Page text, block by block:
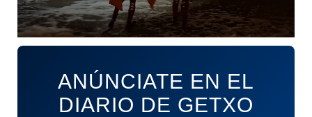
ANÚNCIATE EN EL
DIARIO DE GETXO